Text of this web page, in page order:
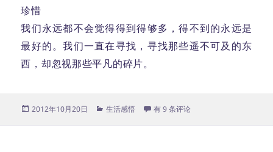
珍惜
我们永远都不会觉得得到得够多，得不到的永远是
最好的。我们一直在寻找，寻找那些遥不可及的东
西，却忽视那些平凡的碎片。
发
2012年10月20日
分
生活感悟 得失
有 9 条评论